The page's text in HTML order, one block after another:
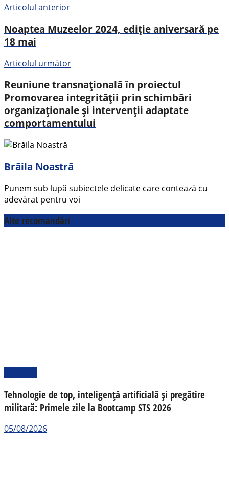
Articolul anterior
Noaptea Muzeelor 2024, ediție aniversară pe
18 mai
Articolul următor
Reuniune transnațională în proiectul
Promovarea integrității prin schimbări
organizaționale și intervenții adaptate
comportamentului
Brăila Noastră
Punem sub lupă subiectele delicate care contează cu
adevărat pentru voi
Alte recomandări
Tehnologie de top, inteligență artificială și pregătire
militară: Primele zile la Bootcamp STS 2026
05/08/2026